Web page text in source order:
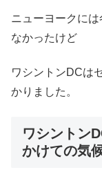
ニューヨークに
なかったけど
ワシントンDCは
かりました。
ワシントン
かけての気